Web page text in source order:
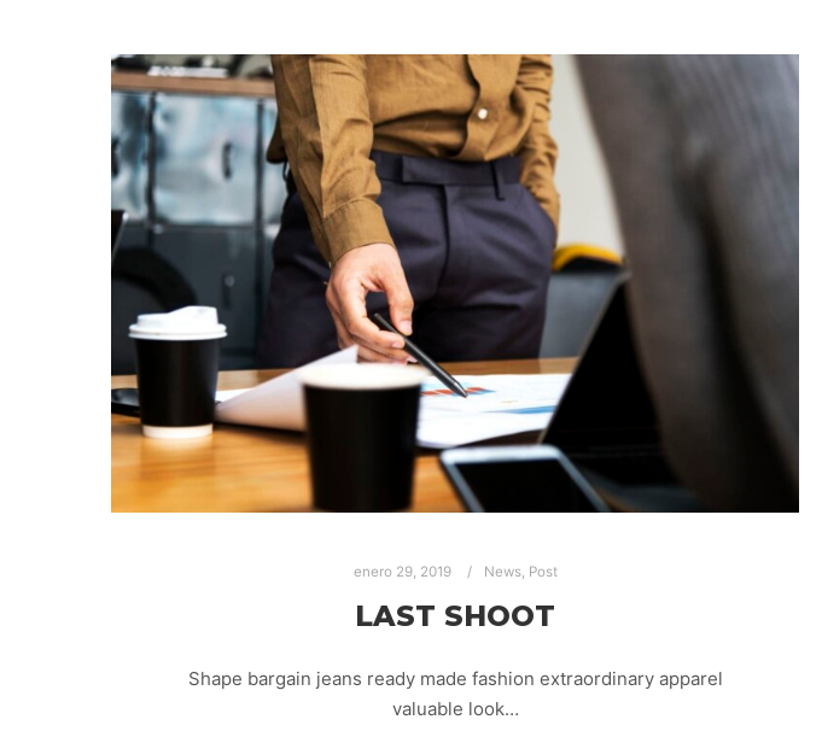
enero 29, 2019 News, Post
LAST SHOOT
Shape bargain jeans ready made fashion extraordinary apparel
valuable look…